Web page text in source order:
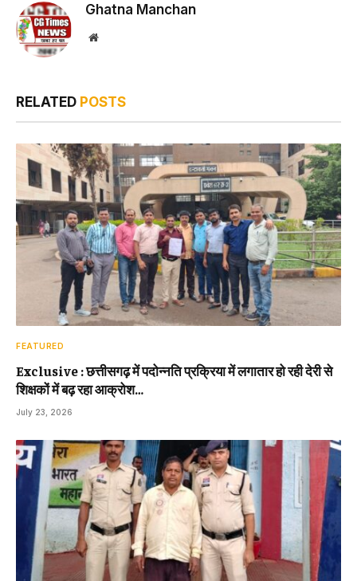
Ghatna Manchan
Website
RELATED POSTS
FEATURED
Exclusive : छत्तीसगढ़ में पदोन्नति प्रक्रिया में लगातार हो रही देरी से
शिक्षकों में बढ़ रहा आक्रोश…
July 23, 2026